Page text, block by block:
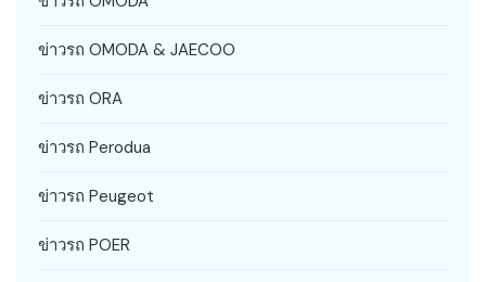
ข่าวรถ OMODA & JAECOO
ข่าวรถ ORA
ข่าวรถ Perodua
ข่าวรถ Peugeot
ข่าวรถ POER